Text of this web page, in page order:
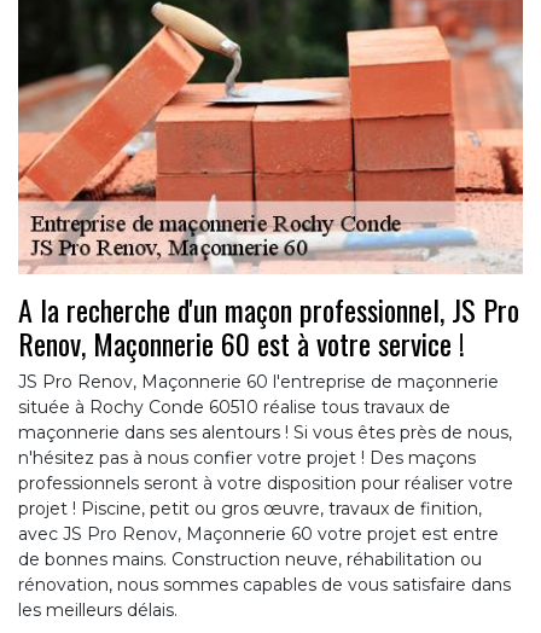
A la recherche d'un maçon professionnel, JS Pro
Renov, Maçonnerie 60 est à votre service !
JS Pro Renov, Maçonnerie 60 l'entreprise de maçonnerie
située à Rochy Conde 60510 réalise tous travaux de
maçonnerie dans ses alentours ! Si vous êtes près de nous,
n'hésitez pas à nous confier votre projet ! Des maçons
professionnels seront à votre disposition pour réaliser votre
projet ! Piscine, petit ou gros œuvre, travaux de finition,
avec JS Pro Renov, Maçonnerie 60 votre projet est entre
de bonnes mains. Construction neuve, réhabilitation ou
rénovation, nous sommes capables de vous satisfaire dans
les meilleurs délais.